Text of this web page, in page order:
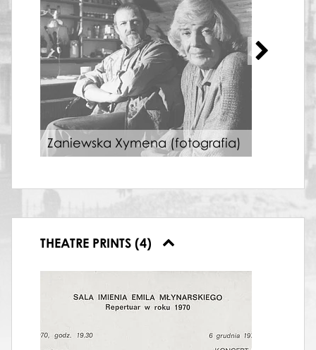
Zaniewska Xymena (fotografia)
THEATRE PRINTS (4)